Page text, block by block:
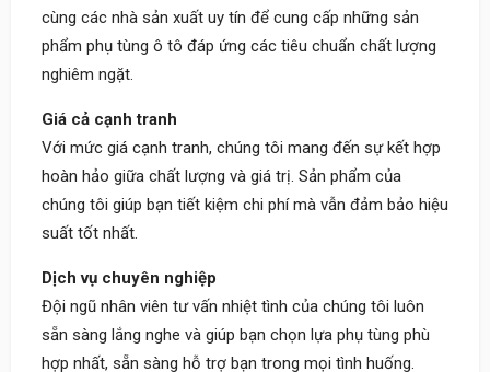
cùng các nhà sản xuất uy tín để cung cấp những sản
phẩm phụ tùng ô tô đáp ứng các tiêu chuẩn chất lượng
nghiêm ngặt.
Giá cả cạnh tranh
Với mức giá cạnh tranh, chúng tôi mang đến sự kết hợp
hoàn hảo giữa chất lượng và giá trị. Sản phẩm của
chúng tôi giúp bạn tiết kiệm chi phí mà vẫn đảm bảo hiệu
suất tốt nhất.
Dịch vụ chuyên nghiệp
Đội ngũ nhân viên tư vấn nhiệt tình của chúng tôi luôn
sẵn sàng lắng nghe và giúp bạn chọn lựa phụ tùng phù
hợp nhất, sẵn sàng hỗ trợ bạn trong mọi tình huống.